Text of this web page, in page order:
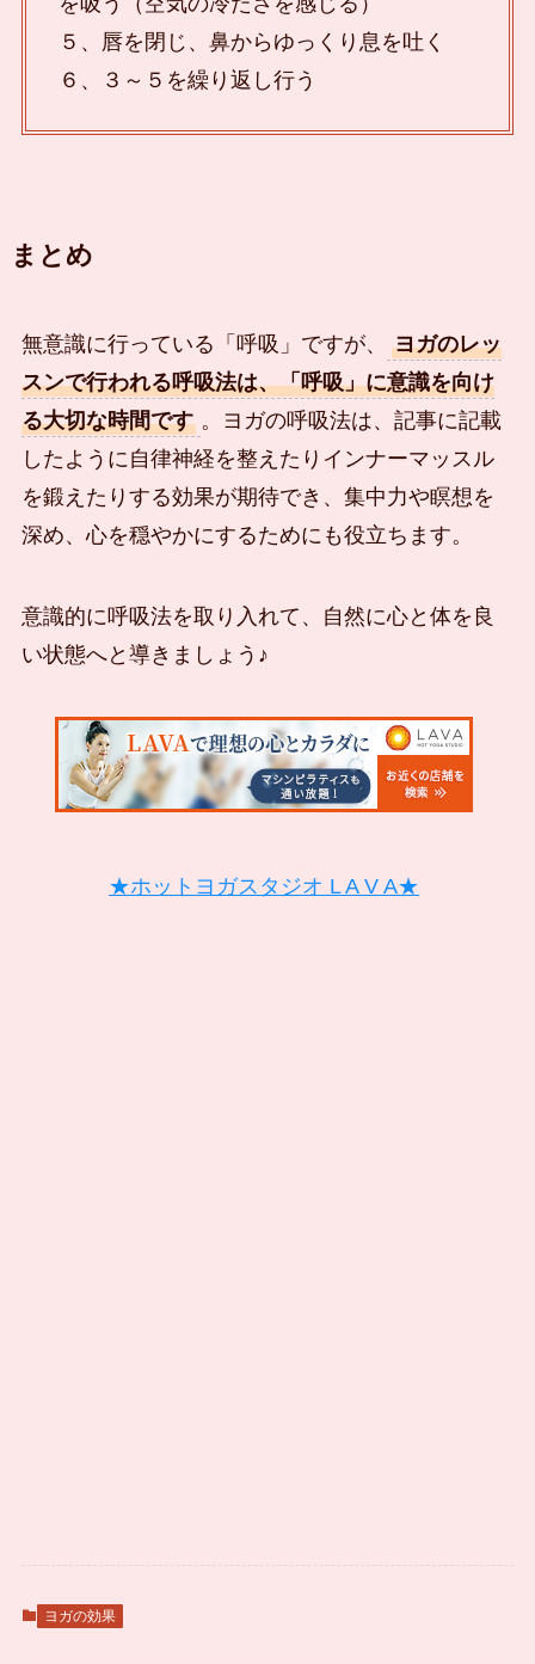
５、唇を閉じ、鼻からゆっくり息を吐く
６、３～５を繰り返し行う
まとめ
無意識に行っている「呼吸」ですが、
ヨガのレッ
スンで行われる呼吸法は、「呼吸」に意識を向け
る大切な時間です 。ヨガの呼吸法は、記事に記載
したように自律神経を整えたりインナーマッスル
を鍛えたりする効果が期待でき、集中力や瞑想を
深め、心を穏やかにするためにも役立ちます。
意識的に呼吸法を取り入れて、自然に心と体を良
い状態へと導きましょう♪
★ホットヨガスタジオ L A V A★
ヨガの効果